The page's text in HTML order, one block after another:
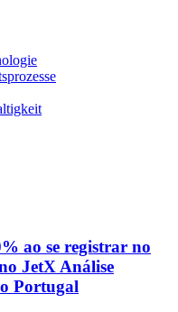
ao se registrar no
JetX Análise
Portugal